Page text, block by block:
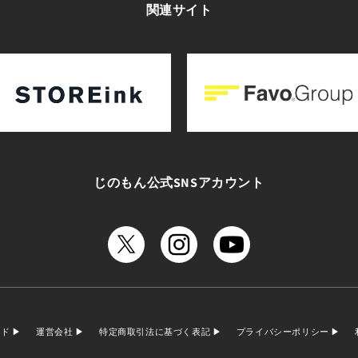
関連サイト
じのもん公式SNSアカウント
運営会社 特定商取引法に基づく表記 プライバシーポリシー